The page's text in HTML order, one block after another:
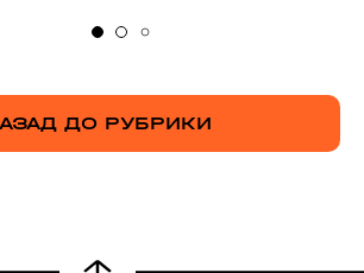
ДО РУБРИКИ